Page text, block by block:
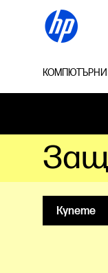
КОМПЮТЪРНИ
Купете